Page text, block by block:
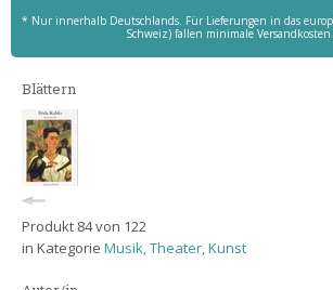
* Nur innerhalb Deutschlands. Für Lieferungen in das
Schweiz) fallen minimale Versandkosten
Blättern
Produkt 84 von 122
in Kategorie Musik, Theater, Kunst